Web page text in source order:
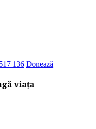
136 Donează
viața